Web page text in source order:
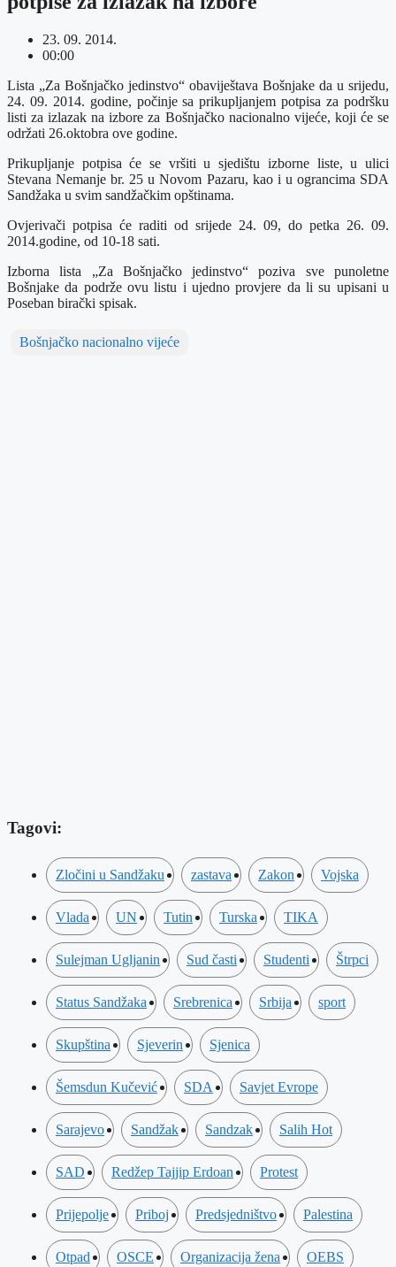
23. 09. 2014.
00:00
Lista „Za Bošnjačko jedinstvo“ obaviještava Bošnjake da u srijedu,
24. 09. 2014. godine, počinje sa prikupljanjem potpisa za podršku
listi za izlazak na izbore za Bošnjačko nacionalno vijeće, koji će se
održati 26.oktobra ove godine.
Prikupljanje potpisa će se vršiti u sjedištu izborne liste, u ulici
Stevana Nemanje br. 25 u Novom Pazaru, kao i u ograncima SDA
Sandžaka u svim sandžačkim opštinama.
Ovjerivači potpisa će raditi od srijede 24. 09, do petka 26. 09.
2014.godine, od 10-18 sati.
Izborna lista „Za Bošnjačko jedinstvo“ poziva sve punoletne
Bošnjake da podrže ovu listu i ujedno provjere da li su upisani u
Poseban birački spisak.
Bošnjačko nacionalno vijeće
Tagovi:
Zločini u Sandžaku zastava Zakon Vojska
Vlada UN Tutin Turska TIKA
Sulejman Ugljanin Sud časti Studenti Štrpci
Status Sandžaka Srebrenica Srbija sport
Skupština Sjeverin Sjenica
Šemsdun Kučević SDA Savjet Evrope
Sarajevo Sandžak Sandzak Salih Hot
SAD Redžep Tajjip Erdoan Protest
Prijepolje Priboj Predsjedništvo Palestina
Otpad OSCE Organizacija žena OEBS